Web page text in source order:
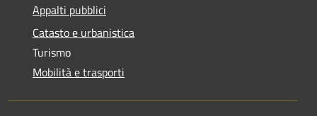
Appalti pubblici
Catasto e urbanistica
Turismo
Mobilità e trasporti